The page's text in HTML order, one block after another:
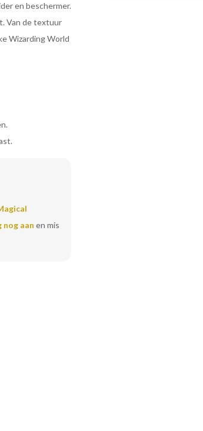
en beschermer.
Van de textuur
Wizarding World
nog aan en mis